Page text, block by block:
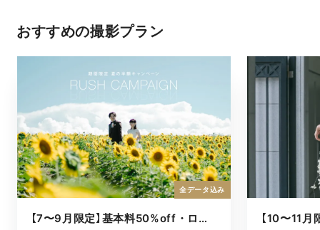
おすすめの撮影プラン
【7〜9月限定】基本料50%off・ロケキャンペーン
全データ込み